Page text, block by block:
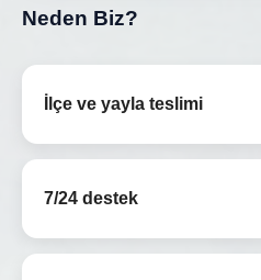
Neden Biz?
İlçe ve yayla teslimi
7/24 destek